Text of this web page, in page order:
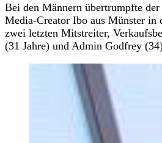
Bei den Männern übertrumpfte
Media-Creator Ibo aus Münster in
zwei letzten Mitstreiter,
(31 Jahre) und Admin Godfrey